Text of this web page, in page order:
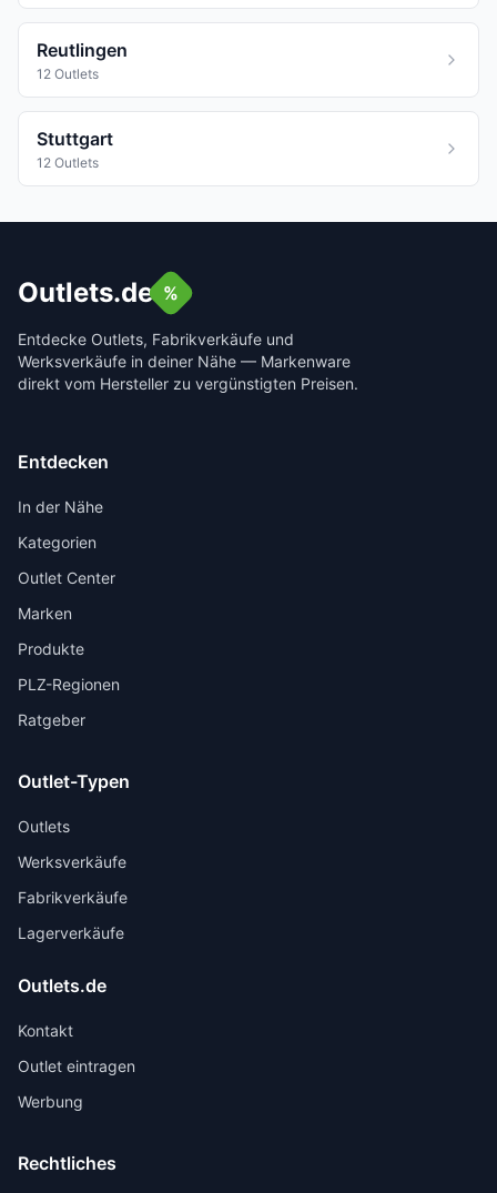
Reutlingen
12 Outlets
Stuttgart
12 Outlets
Outlets.de %
Entdecke Outlets, Fabrikverkäufe und
Werksverkäufe in deiner Nähe — Markenware
direkt vom Hersteller zu vergünstigten Preisen.
Entdecken
In der Nähe
Kategorien
Outlet Center
Marken
Produkte
PLZ-Regionen
Ratgeber
Outlet-Typen
Outlets
Werksverkäufe
Fabrikverkäufe
Lagerverkäufe
Outlets.de
Kontakt
Outlet eintragen
Werbung
Rechtliches